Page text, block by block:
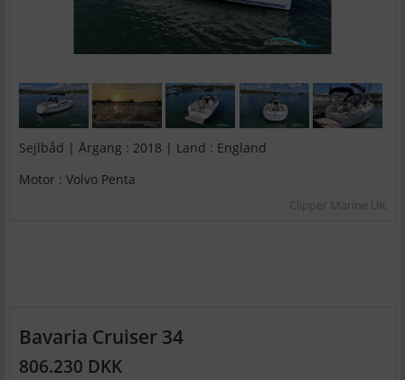
Sejlbåd | Årgang : 2018 | Land : England
Motor : Volvo Penta
Clipper Marine UK
Bavaria Cruiser 34
806.230 DKK